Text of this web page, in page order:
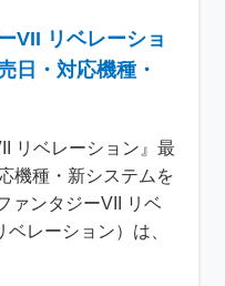
VII リベレーショ
日・対応機種・
リベレーション』最
機種・新システムを
ァンタジーVII リベ
レーション）は、